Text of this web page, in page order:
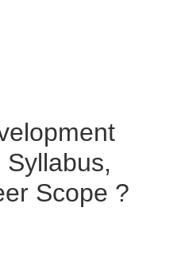
Syllabus,
Scope ?